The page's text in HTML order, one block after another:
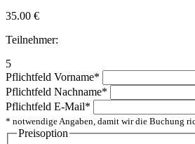
35.00 €
Teilnehmer:
5
Pflichtfeld Vorname*
Pflichtfeld Nachname*
Pflichtfeld E-Mail*
* notwendige Angaben, damit wir die Buchung
Preisoption